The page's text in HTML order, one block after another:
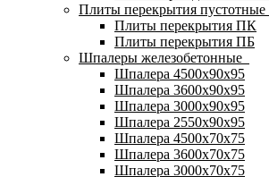
Плиты перекрытия пустотные
Плиты перекрытия ПК
Плиты перекрытия ПБ
Шпалеры железобетонные
Шпалера 4500х90х95
Шпалера 3600х90х95
Шпалера 3000х90х95
Шпалера 2550х90х95
Шпалера 4500х70х75
Шпалера 3600х70х75
Шпалера 3000х70х75